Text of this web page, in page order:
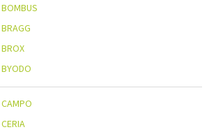
BOMBUS
BRAGG
BROX
BYODO
CAMPO
CERIA